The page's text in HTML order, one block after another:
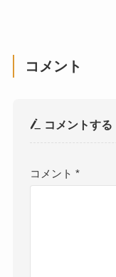
コメント
コメントする
コメント*